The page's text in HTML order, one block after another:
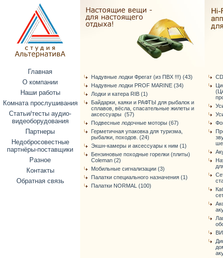
Главная
О компании
Наши работы
Комната прослушивания
Статьи/тесты аудио-
видеоборудования
Партнеры
Недобросовестные
партнёры-поставщики
Разное
Контакты
Обратная связь
Надувные лодки Фрегат (из ПВХ !!!) (43)
Надувные лодки PROF MARINE (34)
Лодки и катера RIB (1)
Байдарки, каяки и РАФТЫ для рыбалок и
сплавов, вёсла, спасательные жилеты и
аксессуары (57)
Подвесные лодочные моторы (67)
Герметичная упаковка для туризма,
рыбалки, походов. (24)
Экшн-камеры и аксессуары к ним (1)
Бензиновые походные горелки (плиты)
Coleman (2)
Мобильные сигнализации (3)
Палатки специального назначения (1)
Палатки NORMAL (100)